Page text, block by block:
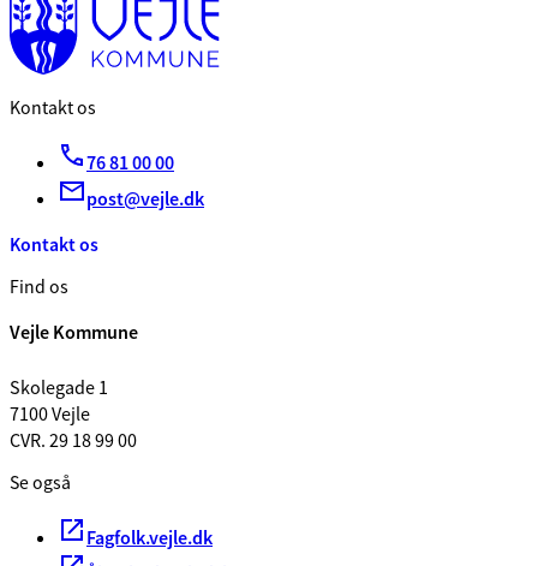
Kontakt os
76 81 00 00
post@vejle.dk
Kontakt os
Find os
Vejle Kommune
Skolegade 1
7100 Vejle
CVR. 29 18 99 00
Se også
Fagfolk.vejle.dk